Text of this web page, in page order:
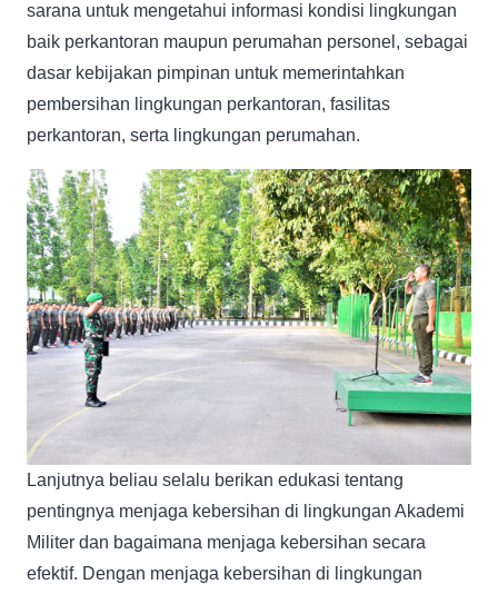
sarana untuk mengetahui informasi kondisi lingkungan
baik perkantoran maupun perumahan personel, sebagai
dasar kebijakan pimpinan untuk memerintahkan
pembersihan lingkungan perkantoran, fasilitas
perkantoran, serta lingkungan perumahan.
Lanjutnya beliau selalu berikan edukasi tentang
pentingnya menjaga kebersihan di lingkungan Akademi
Militer dan bagaimana menjaga kebersihan secara
efektif. Dengan menjaga kebersihan di lingkungan